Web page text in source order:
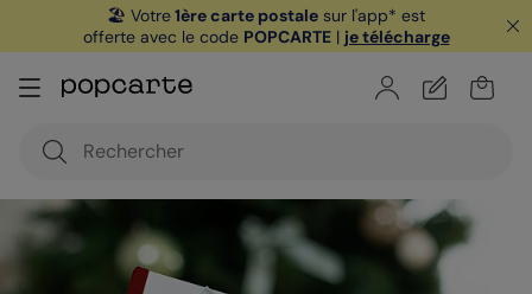
🏖️ Votre1ère carte postale sur l'app* est
offerte avec le code POPCARTE| je télécharge